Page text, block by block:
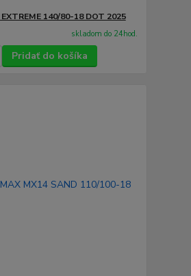
EXTREME 140/80-18 DOT 2025
skladom do 24hod.
Pridať do košíka